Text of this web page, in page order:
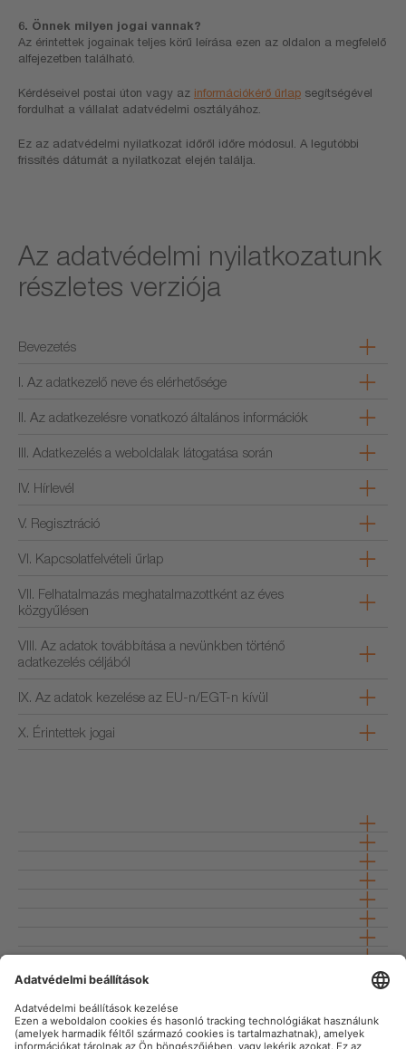
6. Önnek milyen jogai vannak?
Az érintettek jogainak teljes körű leírása ezen az oldalon a megfelelő
alfejezetben található.
Kérdéseivel postai úton vagy az információkérő űrlap segítségével
fordulhat a vállalat adatvédelmi osztályához.
Ez az adatvédelmi nyilatkozat időről időre módosul. A legutóbbi
frissítés dátumát a nyilatkozat elején találja.
Az adatvédelmi nyilatkozatunk
részletes verziója
Bevezetés
I. Az adatkezelő neve és elérhetősége
II. Az adatkezelésre vonatkozó általános információk
III. Adatkezelés a weboldalak látogatása során
IV. Hírlevél
V. Regisztráció
VI. Kapcsolatfelvételi űrlap
VII. Felhatalmazás meghatalmazottként az éves
közgyűlésen
VIII. Az adatok továbbítása a nevünkben történő
adatkezelés céljából
IX. Az adatok kezelése az EU-n/EGT-n kívül
X. Érintettek jogai